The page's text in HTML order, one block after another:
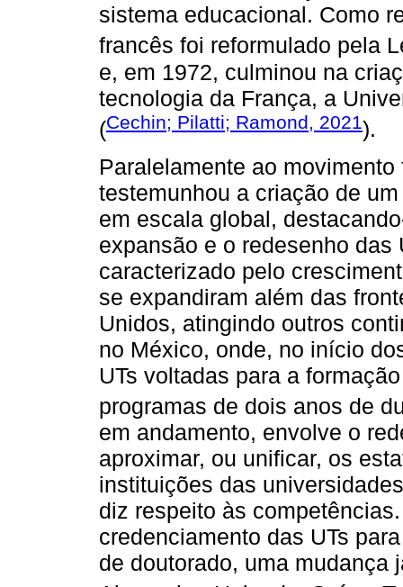
sistema educacional. Como
francês foi reformulado pela
e, em 1972, culminou na
tecnologia da França, a
(Cechin; Pilatti; Ramond, 2021).
Paralelamente ao
testemunhou a criação de
em escala global,
expansão e o redesenho das
caracterizado pelo
se expandiram além das
Unidos, atingindo outros
no México, onde, no início
UTs voltadas para a
programas de dois anos de
em andamento, envolve o
aproximar, ou unificar, os
instituições das
diz respeito às
credenciamento das UTs
de doutorado, uma mudança